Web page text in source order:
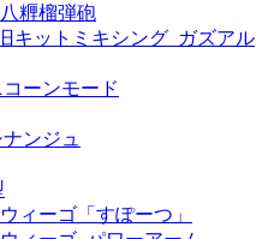
糎榴弾砲
キットミキシング_ガズアル
ーンモード
ンジュ
ィーゴ「すぽーつ」